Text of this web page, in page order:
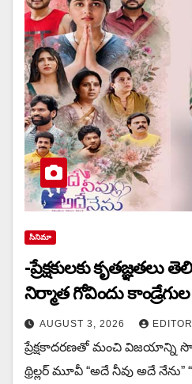
సినిమా
-ప్రేక్షకులకు కృతజ్ఞతలు
నిర్మాత గోవిందు కాండ్రేగుల
AUGUST 3, 2026 EDITOR
ప్రేక్షకాదరణతో మంచి విజయాన్ని
థ్రిల్లర్ మూవీ “అదే నీవు అదే నేను”